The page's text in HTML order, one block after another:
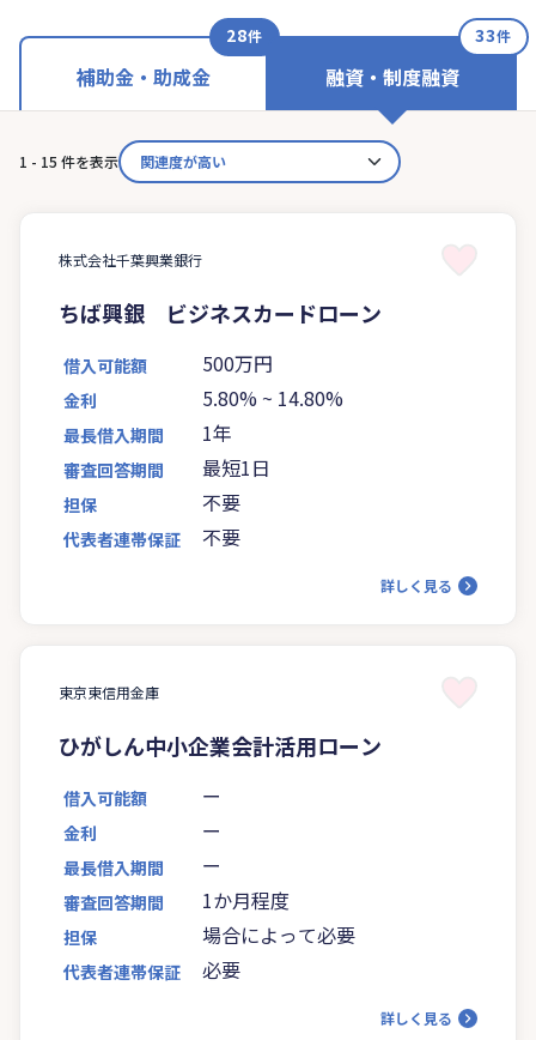
補助金・助成金
28件
融資・制度融資
33件
1 - 15 件を表示
株式会社千葉興業銀行
ちば興銀 ビジネスカードローン
借入可能額 500万円
金利 5.80% ~ 14.80%
最長借入期間 1年
審査回答期間 最短1日
担保 不要
代表者連帯保証 不要
詳しく見る
東京東信用金庫
ひがしん中小企業会計活用ローン
借入可能額 ー
金利 ー
最長借入期間 ー
審査回答期間 1か月程度
担保 場合によって必要
代表者連帯保証 必要
詳しく見る